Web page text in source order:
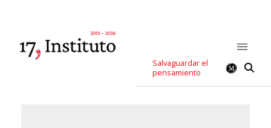
Salvaguardar el
pensamiento